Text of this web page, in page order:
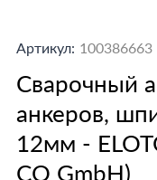
Артикул: 100386663
Сварочный
анкеров,
12мм -
CO GmbH)